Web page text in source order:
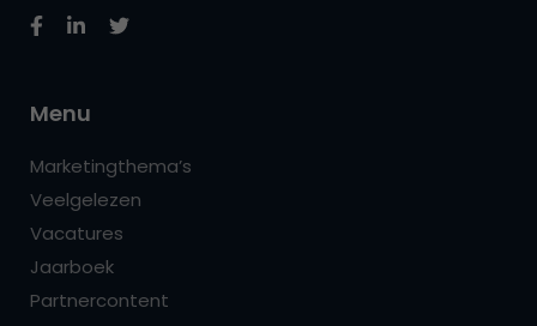
Menu
Marketingthema’s
Veelgelezen
Vacatures
Jaarboek
Partnercontent